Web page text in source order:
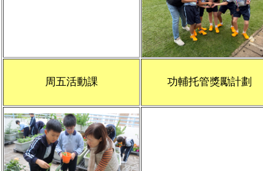
周五活動課 功輔托管獎勵計劃